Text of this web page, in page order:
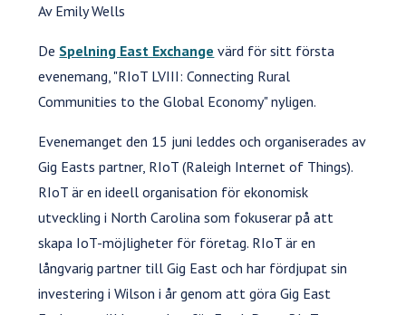
Av Emily Wells
De Spelning East Exchange värd för sitt första
evenemang, "RIoT LVIII: Connecting Rural
Communities to the Global Economy" nyligen.
Evenemanget den 15 juni leddes och organiserades av
Gig Easts partner, RIoT (Raleigh Internet of Things).
RIoT är en ideell organisation för ekonomisk
utveckling i North Carolina som fokuserar på att
skapa IoT-möjligheter för företag. RIoT är en
långvarig partner till Gig East och har fördjupat sin
investering i Wilson i år genom att göra Gig East